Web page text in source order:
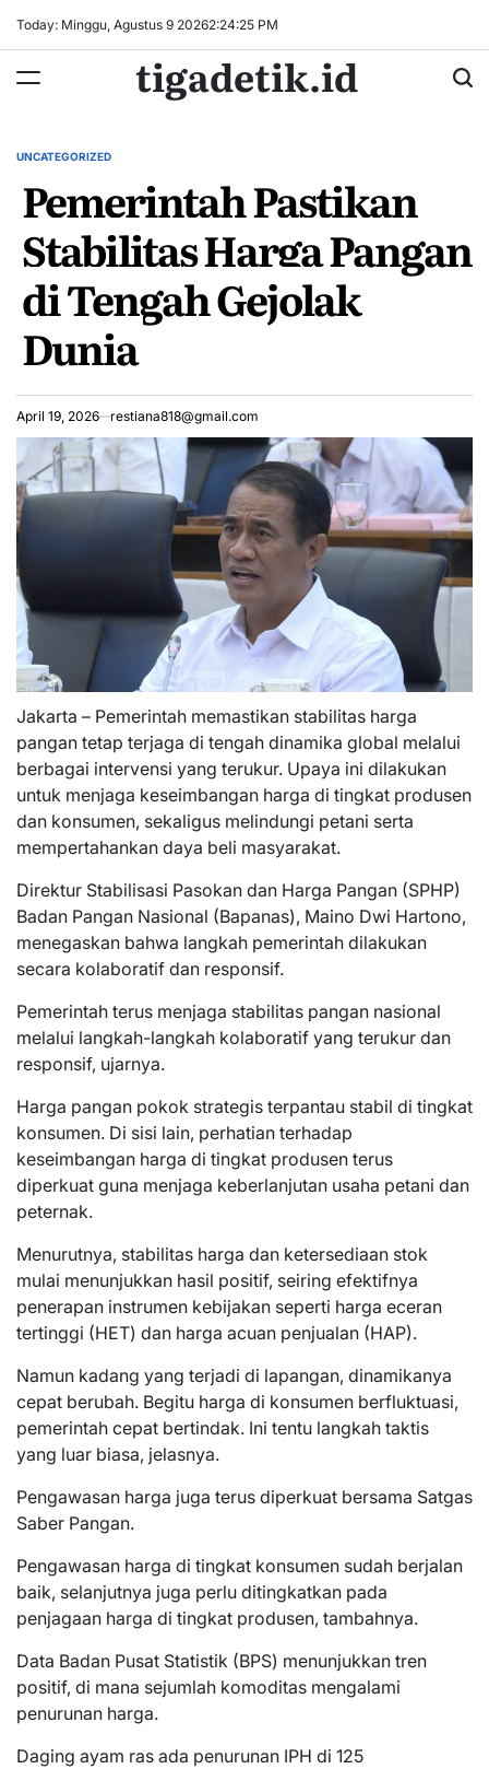
Today: Minggu, Agustus 9 20262:24:26 PM
tigadetik.id
POSTED
UNCATEGORIZED
Pemerintah Pastikan
Stabilitas Harga Pangan
di Tengah Gejolak
Dunia
April 19, 2026 restiana818@gmail.com
Jakarta – Pemerintah memastikan stabilitas harga
pangan tetap terjaga di tengah dinamika global melalui
berbagai intervensi yang terukur. Upaya ini dilakukan
untuk menjaga keseimbangan harga di tingkat produsen
dan konsumen, sekaligus melindungi petani serta
mempertahankan daya beli masyarakat.
Direktur Stabilisasi Pasokan dan Harga Pangan (SPHP)
Badan Pangan Nasional (Bapanas), Maino Dwi Hartono,
menegaskan bahwa langkah pemerintah dilakukan
secara kolaboratif dan responsif.
Pemerintah terus menjaga stabilitas pangan nasional
melalui langkah-langkah kolaboratif yang terukur dan
responsif, ujarnya.
Harga pangan pokok strategis terpantau stabil di tingkat
konsumen. Di sisi lain, perhatian terhadap
keseimbangan harga di tingkat produsen terus
diperkuat guna menjaga keberlanjutan usaha petani dan
peternak.
Menurutnya, stabilitas harga dan ketersediaan stok
mulai menunjukkan hasil positif, seiring efektifnya
penerapan instrumen kebijakan seperti harga eceran
tertinggi (HET) dan harga acuan penjualan (HAP).
Namun kadang yang terjadi di lapangan, dinamikanya
cepat berubah. Begitu harga di konsumen berfluktuasi,
pemerintah cepat bertindak. Ini tentu langkah taktis
yang luar biasa, jelasnya.
Pengawasan harga juga terus diperkuat bersama Satgas
Saber Pangan.
Pengawasan harga di tingkat konsumen sudah berjalan
baik, selanjutnya juga perlu ditingkatkan pada
penjagaan harga di tingkat produsen, tambahnya.
Data Badan Pusat Statistik (BPS) menunjukkan tren
positif, di mana sejumlah komoditas mengalami
penurunan harga.
Daging ayam ras ada penurunan IPH di 125